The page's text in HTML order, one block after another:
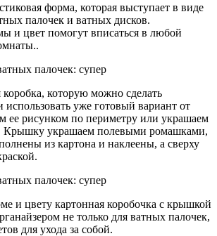
форма, которая выступает в виде
палочек и ватных дисков.
и цвет помогут вписаться в любой
коробка, которую можно сделать
использовать уже готовый вариант от
ее рисунком по периметру или украшаем
Крышку украшаем полевыми ромашками,
из картона и наклеены, а сверху
и цвету картонная коробочка с крышкой
не только для ватных палочек,
для ухода за собой.